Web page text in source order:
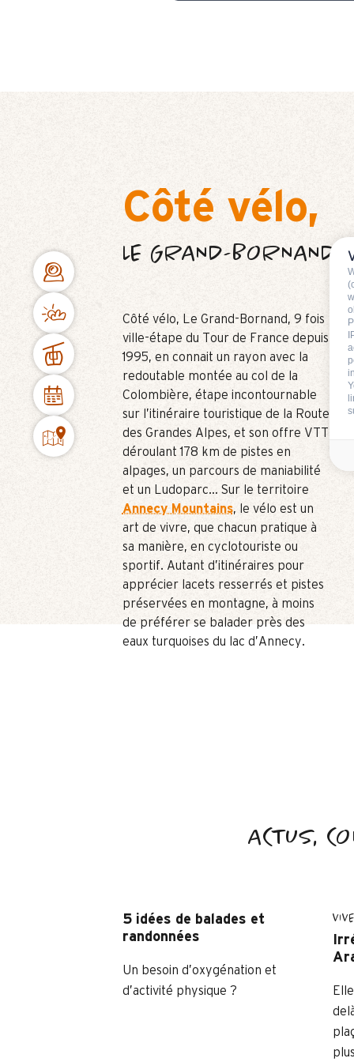
Côté vélo,
LE GRAND-BORNAND
Côté vélo, Le Grand-Bornand, 9 fois
ville-étape du Tour de France depuis
1995, en connait un rayon avec la
redoutable montée au col de la
Colombière, étape incontournable
sur l’itinéraire touristique de la Route
des Grandes Alpes, et son offre VTT
déroulant 178 km de pistes en
alpages, un parcours de maniabilité
et un Ludoparc… Sur le territoire
Annecy Mountains, le vélo est un
art de vivre, que chacun pratique à
sa manière, en cyclotouriste ou
sportif. Autant d’itinéraires pour
apprécier lacets resserrés et pistes
préservées en montagne, à moins
de préférer se balader près des
eaux turquoises du lac d’Annecy.
ACTUS,
5 idées de balades et
randonnées
Un besoin d’oxygénation et
d’activité physique ?